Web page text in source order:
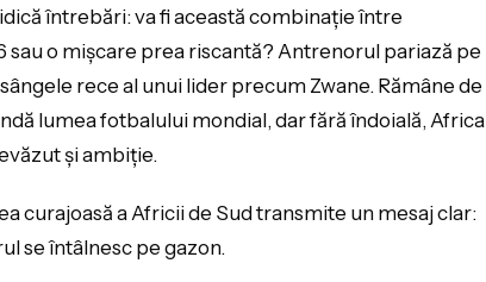
întrebări: va fi această combinație între
o mișcare prea riscantă? Antrenorul pariază pe
rece al unui lider precum Zwane. Rămâne de
lumea fotbalului mondial, dar fără îndoială, Africa
și ambiție.
curajoasă a Africii de Sud transmite un mesaj clar:
se întâlnesc pe gazon.